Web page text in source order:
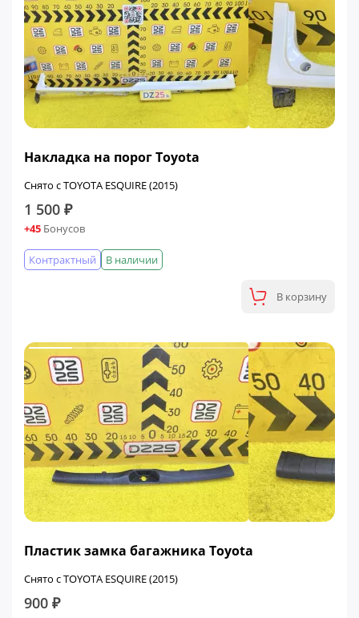
Накладка на порог Toyota
Снято с TOYOTA ESQUIRE (2015)
1 500 ₽
+45 Бонусов
В наличии
Контрактный
В корзину
Пластик замка багажника Toyota
Снято с TOYOTA ESQUIRE (2015)
900 ₽